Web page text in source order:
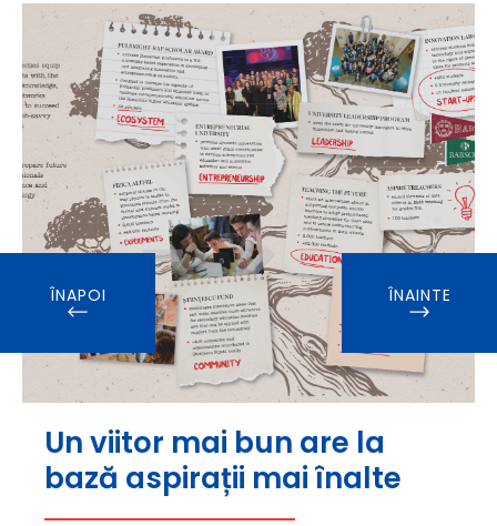
Un viitor mai bun are la
bază aspirații mai înalte
ÎNAPOI ÎNAINTE